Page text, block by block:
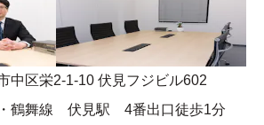
中区栄2-1-10 伏見フジビル602
鶴舞線 伏見駅 4番出口徒歩1分